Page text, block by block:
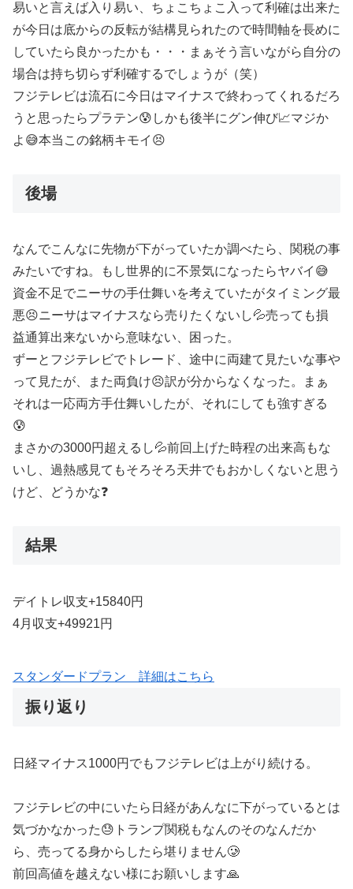
易いと言えば入り易い、ちょこちょこ入って利確は出来た
が今日は底からの反転が結構見られたので時間軸を長めに
していたら良かったかも・・・まぁそう言いながら自分の
場合は持ち切らず利確するでしょうが（笑）
フジテレビは流石に今日はマイナスで終わってくれるだろ
うと思ったらプラテン😰しかも後半にグン伸び📈マジか
よ😅本当この銘柄キモイ😣
後場
なんでこんなに先物が下がっていたか調べたら、関税の事
みたいですね。もし世界的に不景気になったらヤバイ😅
資金不足でニーサの手仕舞いを考えていたがタイミング最
悪😣ニーサはマイナスなら売りたくないし💦売っても損
益通算出来ないから意味ない、困った。
ずーとフジテレビでトレード、途中に両建て見たいな事や
って見たが、また両負け😣訳が分からなくなった。まぁ
それは一応両方手仕舞いしたが、それにしても強すぎる
😰
まさかの3000円超えるし💦前回上げた時程の出来高もな
いし、過熱感見てもそろそろ天井でもおかしくないと思う
けど、どうかな❓
結果
デイトレ収支+15840円
4月収支+49921円
スタンダードプラン 詳細はこちら
振り返り
日経マイナス1000円でもフジテレビは上がり続ける。
フジテレビの中にいたら日経があんなに下がっているとは
気づかなかった😓トランプ関税もなんのそのなんだか
ら、売ってる身からしたら堪りません🥲
前回高値を越えない様にお願いします🙏